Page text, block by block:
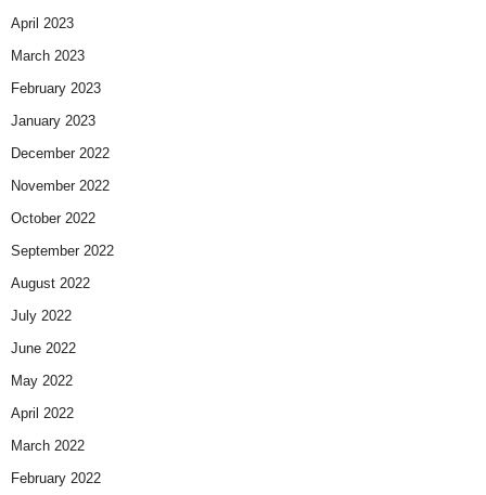
April 2023
March 2023
February 2023
January 2023
December 2022
November 2022
October 2022
September 2022
August 2022
July 2022
June 2022
May 2022
April 2022
March 2022
February 2022